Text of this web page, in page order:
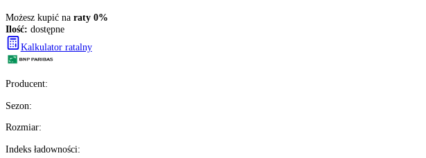
Darmowa dostawa
Ilość: dostępne
2szt.